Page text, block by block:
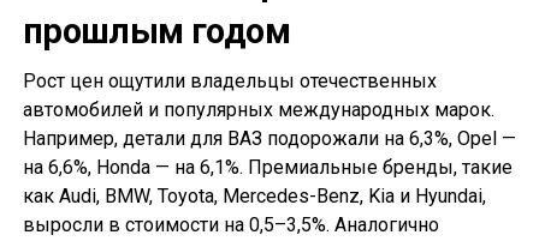
прошлым годом
Рост цен ощутили владельцы отечественных
автомобилей и популярных международных марок.
Например, детали для ВАЗ подорожали на 6,3%, Opel —
на 6,6%, Honda — на 6,1%. Премиальные бренды, такие
как Audi, BMW, Toyota, Mercedes-Benz, Kia и Hyundai,
выросли в стоимости на 0,5–3,5%. Аналогично